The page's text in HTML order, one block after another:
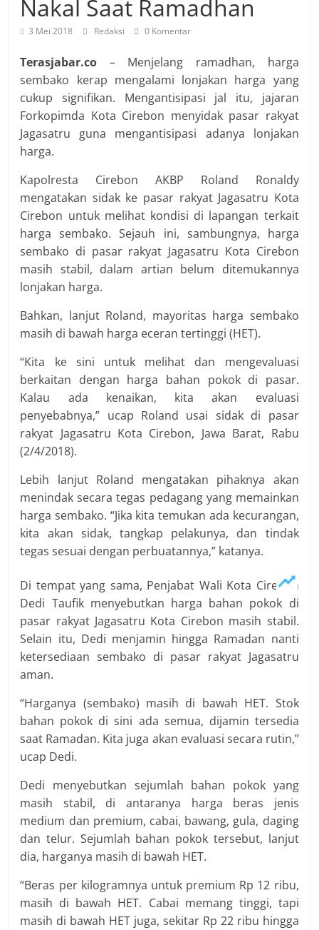
Nakal Saat Ramadhan
3 Mei 2018 Redaksi 0 Komentar
Terasjabar.co – Menjelang ramadhan, harga
sembako kerap mengalami lonjakan harga yang
cukup signifikan. Mengantisipasi jal itu, jajaran
Forkopimda Kota Cirebon menyidak pasar rakyat
Jagasatru guna mengantisipasi adanya lonjakan
harga.
Kapolresta Cirebon AKBP Roland Ronaldy
mengatakan sidak ke pasar rakyat Jagasatru Kota
Cirebon untuk melihat kondisi di lapangan terkait
harga sembako. Sejauh ini, sambungnya, harga
sembako di pasar rakyat Jagasatru Kota Cirebon
masih stabil, dalam artian belum ditemukannya
lonjakan harga.
Bahkan, lanjut Roland, mayoritas harga sembako
masih di bawah harga eceran tertinggi (HET).
“Kita ke sini untuk melihat dan mengevaluasi
berkaitan dengan harga bahan pokok di pasar.
Kalau ada kenaikan, kita akan evaluasi
penyebabnya,” ucap Roland usai sidak di pasar
rakyat Jagasatru Kota Cirebon, Jawa Barat, Rabu
(2/4/2018).
Lebih lanjut Roland mengatakan pihaknya akan
menindak secara tegas pedagang yang memainkan
harga sembako. “Jika kita temukan ada kecurangan,
kita akan sidak, tangkap pelakunya, dan tindak
tegas sesuai dengan perbuatannya,” katanya.
Di tempat yang sama, Penjabat Wali Kota Cirebon
Dedi Taufik menyebutkan harga bahan pokok di
pasar rakyat Jagasatru Kota Cirebon masih stabil.
Selain itu, Dedi menjamin hingga Ramadan nanti
ketersediaan sembako di pasar rakyat Jagasatru
aman.
“Harganya (sembako) masih di bawah HET. Stok
bahan pokok di sini ada semua, dijamin tersedia
saat Ramadan. Kita juga akan evaluasi secara rutin,”
ucap Dedi.
Dedi menyebutkan sejumlah bahan pokok yang
masih stabil, di antaranya harga beras jenis
medium dan premium, cabai, bawang, gula, daging
dan telur. Sejumlah bahan pokok tersebut, lanjut
dia, harganya masih di bawah HET.
“Beras per kilogramnya untuk premium Rp 12 ribu,
masih di bawah HET. Cabai memang tinggi, tapi
masih di bawah HET juga, sekitar Rp 22 ribu hingga